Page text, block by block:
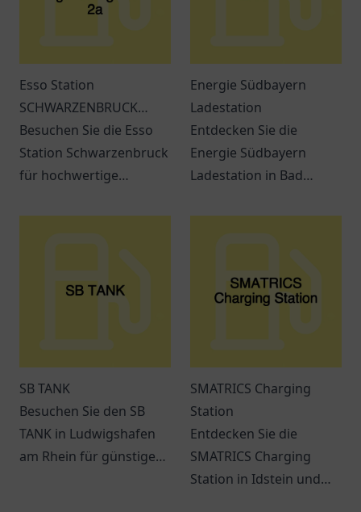
Esso Station
SCHWARZENBRUCK
Regensburger Str. 2a
Besuchen Sie die Esso
Station Schwarzenbruck
für hochwertige
erstklassigen Service.
Energie Südbayern
Ladestation
Entdecken Sie die
Energie Südbayern
Ladestation in Bad
umweltfreundliche Fahrt
SB TANK
Besuchen Sie den SB
TANK in Ludwigshafen
am Rhein für günstige
SMATRICS Charging
Station
Entdecken Sie die
SMATRICS Charging
Station in Idstein und